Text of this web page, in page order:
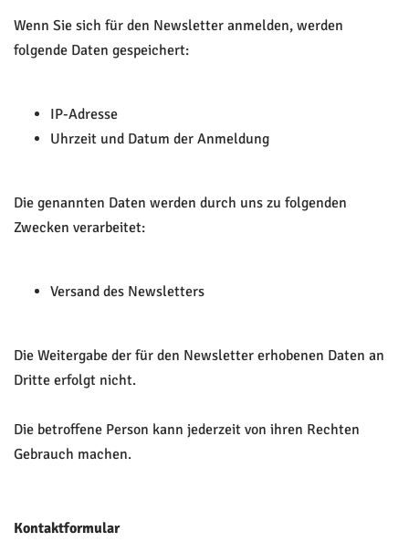
Wenn Sie sich für den Newsletter anmelden, werden
folgende Daten gespeichert:
IP-Adresse
Uhrzeit und Datum der Anmeldung
Die genannten Daten werden durch uns zu folgenden
Zwecken verarbeitet:
Versand des Newsletters
Die Weitergabe der für den Newsletter erhobenen Daten an
Dritte erfolgt nicht.
Die betroffene Person kann jederzeit von ihren Rechten
Gebrauch machen.
Kontaktformular